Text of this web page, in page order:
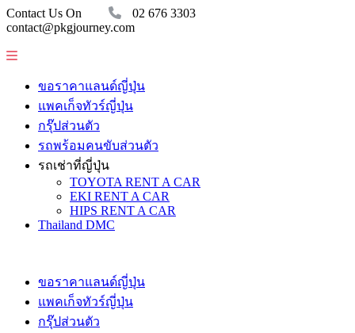
Contact Us On
02 676 3303
contact@pkgjourney.com
ขอราคาแลนด์ญี่ปุ่น
แพคเก็จทัวร์ญี่ปุ่น
กรุ๊ปส่วนตัว
รถพร้อมคนขับส่วนตัว
รถเช่าที่ญี่ปุ่น
TOYOTA RENT A CAR
EKI RENT A CAR
HIPS RENT A CAR
Thailand DMC
ขอราคาแลนด์ญี่ปุ่น
แพคเก็จทัวร์ญี่ปุ่น
กรุ๊ปส่วนตัว